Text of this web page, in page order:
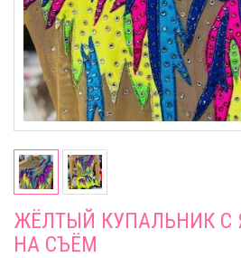
ЖЁЛТЫЙ КУПАЛЬНИК С
НА СЪЁМ